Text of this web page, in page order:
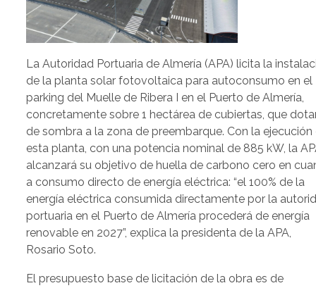
La Autoridad Portuaria de Almería (APA) licita la
de la planta solar fotovoltaica para autoconsumo en el
parking del Muelle de Ribera I en el Puerto de Almería,
concretamente sobre 1 hectárea de cubiertas, que
de sombra a la zona de preembarque. Con la ejecución
esta planta, con una potencia nominal de 885 kW, la
alcanzará su objetivo de huella de carbono cero en
a consumo directo de energía eléctrica: “el 100% de la
energía eléctrica consumida directamente por la
portuaria en el Puerto de Almería procederá de energía
renovable en 2027”, explica la presidenta de la APA,
Rosario Soto.
El presupuesto base de licitación de la obra es de